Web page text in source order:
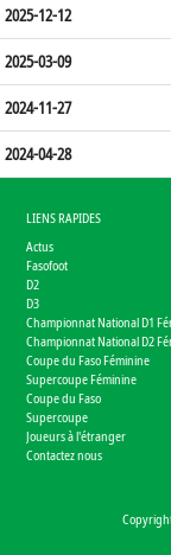
2025-12-12
2025-03-09
2024-11-27
2024-04-28
LIENS RAPIDES
Actus
Fasofoot
D2
D3
Championnat National D1
Championnat National D2
Coupe du Faso Féminine
Supercoupe Féminine
Coupe du Faso
Supercoupe
Joueurs à l'étranger
Contactez nous